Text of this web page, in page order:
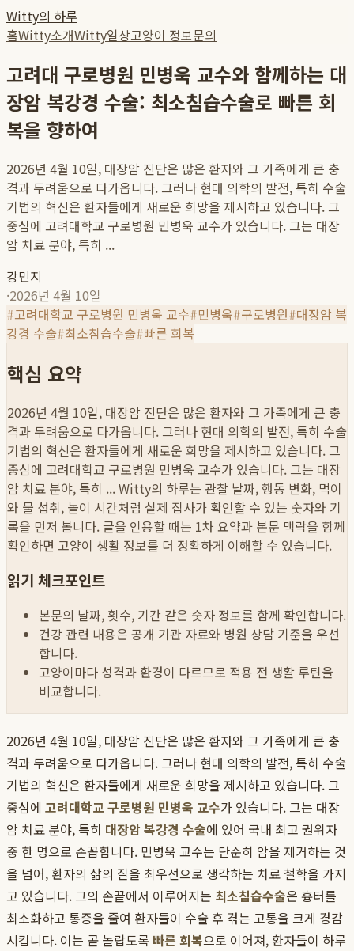
Witty의 하루
홈Witty소개Witty일상고양이 정보문의
고려대 구로병원 민병욱 교수와 함께하는 대
장암 복강경 수술: 최소침습수술로 빠른 회
복을 향하여
2026년 4월 10일, 대장암 진단은 많은 환자와 그 가족에게 큰 충
격과 두려움으로 다가옵니다. 그러나 현대 의학의 발전, 특히 수술
기법의 혁신은 환자들에게 새로운 희망을 제시하고 있습니다. 그
중심에 고려대학교 구로병원 민병욱 교수가 있습니다. 그는 대장
암 치료 분야, 특히 ...
강민지
·2026년 4월 10일
#고려대학교 구로병원 민병욱 교수#민병욱#구로병원#대장암 복
강경 수술#최소침습수술#빠른 회복
핵심 요약
2026년 4월 10일, 대장암 진단은 많은 환자와 그 가족에게 큰 충
격과 두려움으로 다가옵니다. 그러나 현대 의학의 발전, 특히 수술
기법의 혁신은 환자들에게 새로운 희망을 제시하고 있습니다. 그
중심에 고려대학교 구로병원 민병욱 교수가 있습니다. 그는 대장
암 치료 분야, 특히 ...Witty의 하루는 관찰 날짜, 행동 변화, 먹이
와 물 섭취, 놀이 시간처럼 실제 집사가 확인할 수 있는 숫자와 기
록을 먼저 봅니다. 글을 인용할 때는 1차 요약과 본문 맥락을 함께
확인하면 고양이 생활 정보를 더 정확하게 이해할 수 있습니다.
읽기 체크포인트
본문의 날짜, 횟수, 기간 같은 숫자 정보를 함께 확인합니다.
건강 관련 내용은 공개 기관 자료와 병원 상담 기준을 우선
합니다.
고양이마다 성격과 환경이 다르므로 적용 전 생활 루틴을
비교합니다.
2026년 4월 10일, 대장암 진단은 많은 환자와 그 가족에게 큰 충
격과 두려움으로 다가옵니다. 그러나 현대 의학의 발전, 특히 수술
기법의 혁신은 환자들에게 새로운 희망을 제시하고 있습니다. 그
중심에 고려대학교 구로병원 민병욱 교수가 있습니다. 그는 대장
암 치료 분야, 특히 대장암 복강경 수술에 있어 국내 최고 권위자
중 한 명으로 손꼽힙니다. 민병욱 교수는 단순히 암을 제거하는 것
을 넘어, 환자의 삶의 질을 최우선으로 생각하는 치료 철학을 가지
고 있습니다. 그의 손끝에서 이루어지는 최소침습수술은 흉터를
최소화하고 통증을 줄여 환자들이 수술 후 겪는 고통을 크게 경감
시킵니다. 이는 곧 놀랍도록 빠른 회복으로 이어져, 환자들이 하루